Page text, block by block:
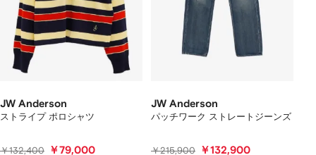
JW Anderson
ストライプ ポロシャツ
￥132,400 ￥79,000
JW Anderson
パッチワーク ストレートジーンズ
￥215,900 ￥132,900